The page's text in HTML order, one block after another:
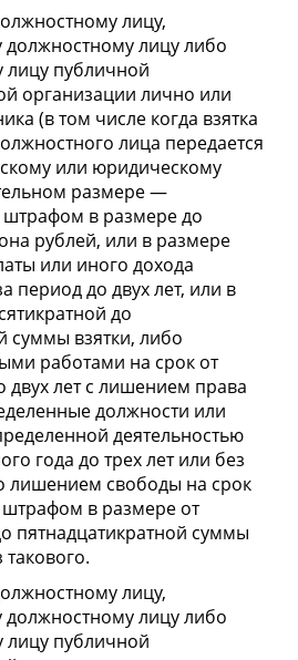
лицу,
должностному лицу либо
публичной
организации лично или
(в том числе когда взятка
лица передается
или юридическому
размере —
штрафом в размере до
рублей, или в размере
или иного дохода
период до двух лет, или в
до
суммы взятки, либо
работами на срок от
двух лет с лишением права
должности или
деятельностью
года до трех лет или без
лишением свободы на срок
штрафом в размере от
пятнадцатикратной суммы
такового.
лицу,
должностному лицу либо
публичной